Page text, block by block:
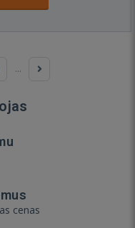
...
cenas